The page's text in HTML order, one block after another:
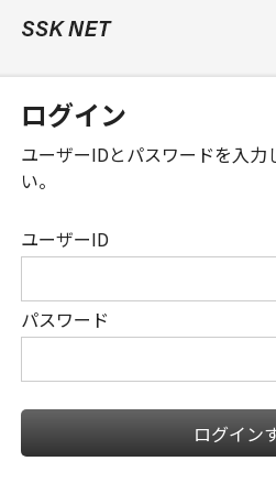
ログイン
ユーザーIDとパスワードを入力
い。
ユーザーID
パスワード